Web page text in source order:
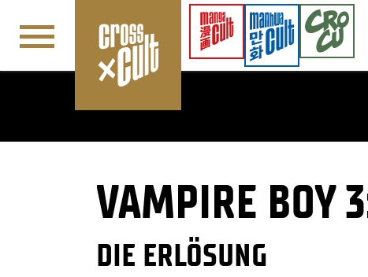
VAMPIRE BOY
DIE ERLÖSUNG